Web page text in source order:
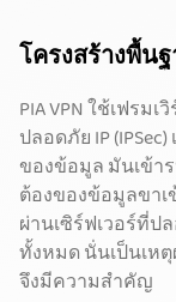
โครงสร้างพื้น
PIA VPN ใช้เฟรม
ปลอดภัย IP
ของข้อมูล มันเข้
ต้องของข้อมูลขา
ผ่านเซิร์ฟเวอร์ที่ป
ทั้งหมด นั่นเป็นเห
จึงมีความสำคัญ